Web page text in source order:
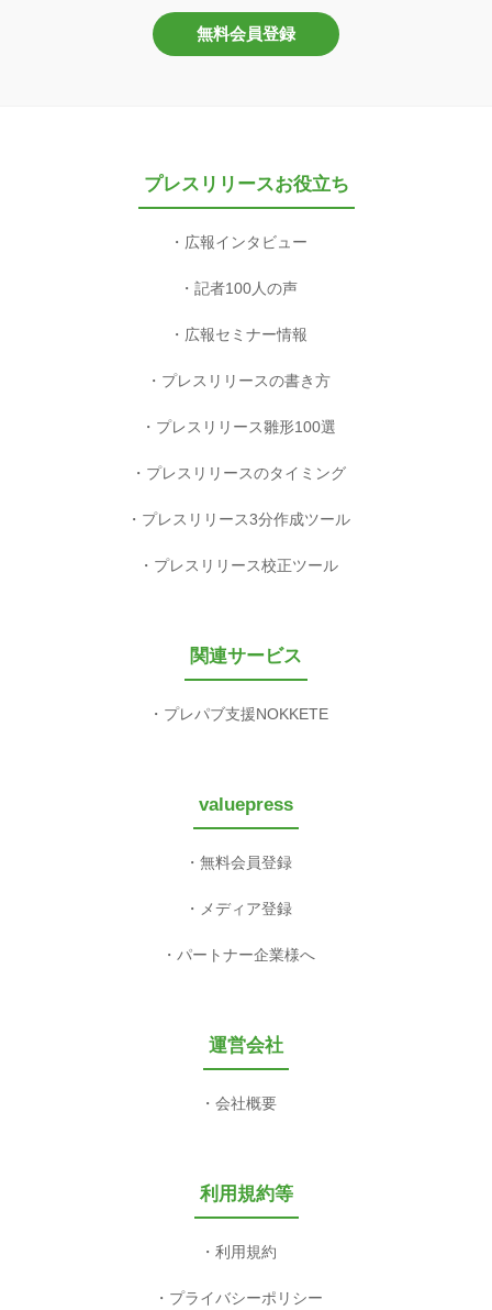
無料会員登録
プレスリリースお役立ち
広報インタビュー
記者100人の声
広報セミナー情報
プレスリリースの書き方
プレスリリース雛形100選
プレスリリースのタイミング
プレスリリース3分作成ツール
プレスリリース校正ツール
関連サービス
プレパブ支援NOKKETE
valuepress
無料会員登録
メディア登録
パートナー企業様へ
運営会社
会社概要
利用規約等
利用規約
プライバシーポリシー